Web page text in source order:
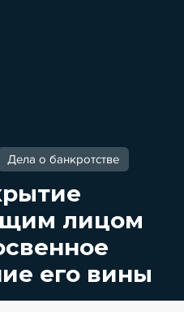
Дела о банкротстве
лицом
его вины